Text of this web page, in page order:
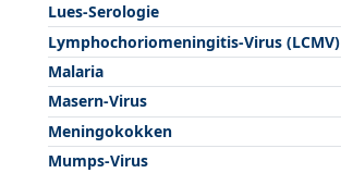
Lues-Serologie
Lymphochoriomeningitis-Virus (LCMV)
Malaria
Masern-Virus
Meningokokken
Mumps-Virus